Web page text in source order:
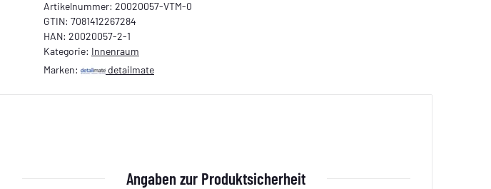
Artikelnummer: 20020057-VTM-0
GTIN: 7081412267284
HAN: 20020057-2-1
Kategorie: Innenraum
Marken:
detailmate
Angaben zur Produktsicherheit